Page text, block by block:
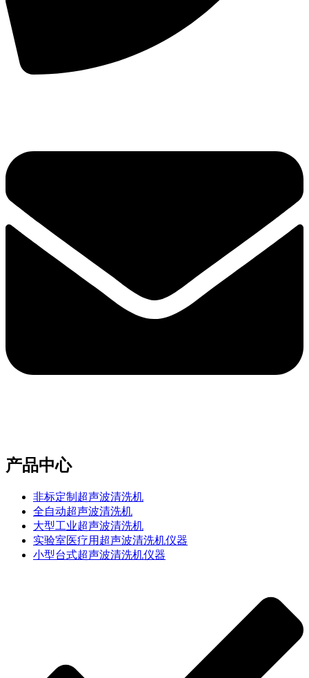
产品中心
非标定制超声波清洗机
全自动超声波清洗机
大型工业超声波清洗机
实验室医疗用超声波清洗机仪器
小型台式超声波清洗机仪器